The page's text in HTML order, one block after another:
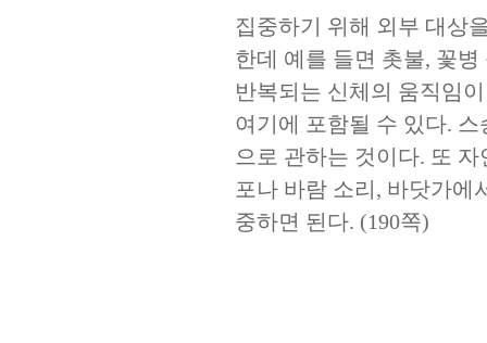
집중하기 위해 외부 대상
한데 예를 들면 촛불, 꽃병
반복되는 신체의 움직임
여기에 포함될 수 있다. 스
으로 관하는 것이다. 또 자
포나 바람 소리, 바닷가에
중하면 된다. (190쪽)